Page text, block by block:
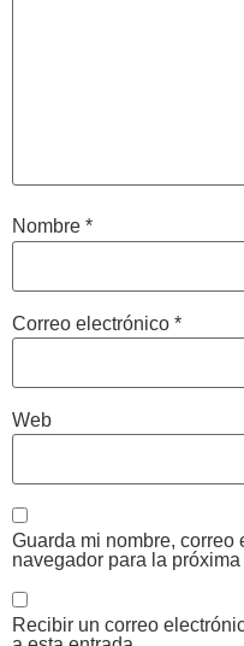
Nombre *
Correo electrónico *
Web
Guarda mi nombre, correo
navegador para la
Recibir un correo